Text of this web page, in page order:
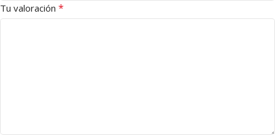
Tu valoración *